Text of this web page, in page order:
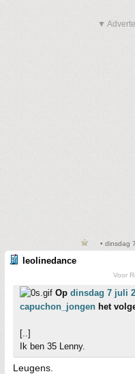
▼
• dinsdag
leolinedance
Voor
Op dinsdag 7 juli
capuchon_jongen het
[..]
Ik ben 35 Lenny.
Leugens.